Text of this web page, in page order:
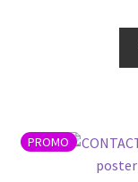
PROMO